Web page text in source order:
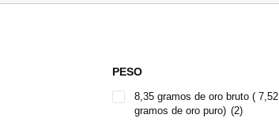
PESO
8,35 gramos de oro bruto ( 7,52
gramos de oro puro) (2)